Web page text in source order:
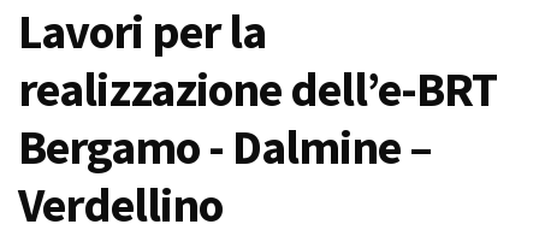
Lavori per la
realizzazione dell’e-BRT
Bergamo - Dalmine –
Verdellino